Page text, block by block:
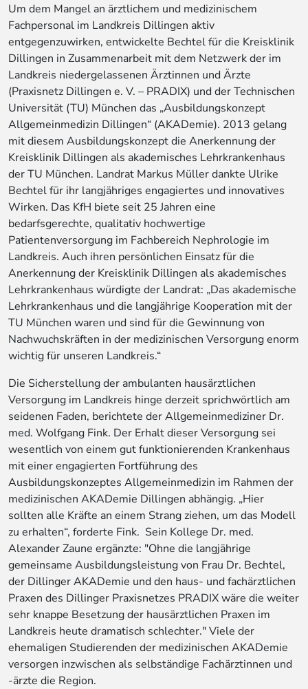
Um dem Mangel an ärztlichem und medizinischem
Fachpersonal im Landkreis Dillingen aktiv
entgegenzuwirken, entwickelte Bechtel für die Kreisklinik
Dillingen in Zusammenarbeit mit dem Netzwerk der im
Landkreis niedergelassenen Ärztinnen und Ärzte
(Praxisnetz Dillingen e. V. – PRADIX) und der Technischen
Universität (TU) München das „Ausbildungskonzept
Allgemeinmedizin Dillingen“ (AKADemie). 2013 gelang
mit diesem Ausbildungskonzept die Anerkennung der
Kreisklinik Dillingen als akademisches Lehrkrankenhaus
der TU München. Landrat Markus Müller dankte Ulrike
Bechtel für ihr langjähriges engagiertes und innovatives
Wirken. Das KfH biete seit 25 Jahren eine
bedarfsgerechte, qualitativ hochwertige
Patientenversorgung im Fachbereich Nephrologie im
Landkreis. Auch ihren persönlichen Einsatz für die
Anerkennung der Kreisklinik Dillingen als akademisches
Lehrkrankenhaus würdigte der Landrat: „Das akademische
Lehrkrankenhaus und die langjährige Kooperation mit der
TU München waren und sind für die Gewinnung von
Nachwuchskräften in der medizinischen Versorgung enorm
wichtig für unseren Landkreis.“
Die Sicherstellung der ambulanten hausärztlichen
Versorgung im Landkreis hinge derzeit sprichwörtlich am
seidenen Faden, berichtete der Allgemeinmediziner Dr.
med. Wolfgang Fink. Der Erhalt dieser Versorgung sei
wesentlich von einem gut funktionierenden Krankenhaus
mit einer engagierten Fortführung des
Ausbildungskonzeptes Allgemeinmedizin im Rahmen der
medizinischen AKADemie Dillingen abhängig. „Hier
sollten alle Kräfte an einem Strang ziehen, um das Modell
zu erhalten“, forderte Fink. Sein Kollege Dr. med.
Alexander Zaune ergänzte: "Ohne die langjährige
gemeinsame Ausbildungsleistung von Frau Dr. Bechtel,
der Dillinger AKADemie und den haus- und fachärztlichen
Praxen des Dillinger Praxisnetzes PRADIX wäre die weiter
sehr knappe Besetzung der hausärztlichen Praxen im
Landkreis heute dramatisch schlechter." Viele der
ehemaligen Studierenden der medizinischen AKADemie
versorgen inzwischen als selbständige Fachärztinnen und
-ärzte die Region.